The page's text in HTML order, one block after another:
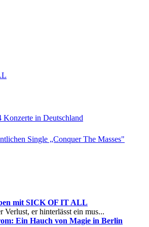
in Deutschland
Single „Conquer The Masses"
mit SICK OF IT ALL
Verlust, er hinterlässt ein mus...
Ein Hauch von Magie in Berlin